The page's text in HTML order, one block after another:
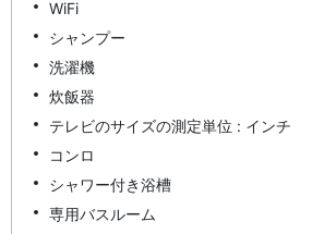
WiFi
シャンプー
洗濯機
炊飯器
テレビのサイズの測定単位 : インチ
コンロ
シャワー付き浴槽
専用バスルーム